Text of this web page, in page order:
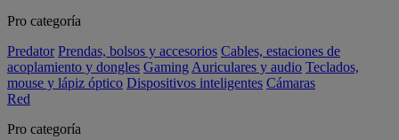
Pro categoría
Predator Prendas, bolsos y accesorios Cables, estaciones de
acoplamiento y dongles Gaming Auriculares y audio Teclados,
mouse y lápiz óptico Dispositivos inteligentes Cámaras
Red
Pro categoría